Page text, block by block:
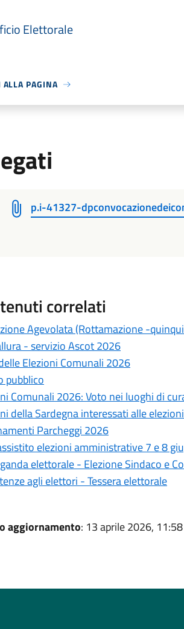
Elettorale
ALLA PAGINA
p.i-41327-
correlati
Agevolata (Rottamazione -
- servizio Ascot 2026
Elezioni Comunali 2026
pubblico
Comunali 2026: Voto nei luoghi di
della Sardegna interessati alle
Parcheggi 2026
elezioni amministrative 7 e 8
elettorale - Elezione Sindaco e
agli elettori - Tessera elettorale
aggiornamento: 13 aprile 2026, 11:58